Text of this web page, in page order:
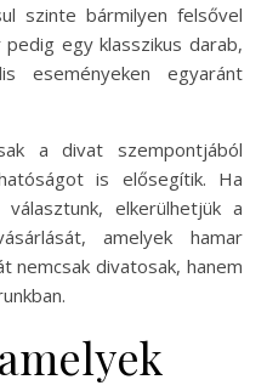
szinte bármilyen felsővel
egy klasszikus darab,
eseményeken egyaránt
a divat szempontjából
is elősegítik. Ha
elkerülhetjük a
amelyek hamar
nemcsak divatosak, hanem